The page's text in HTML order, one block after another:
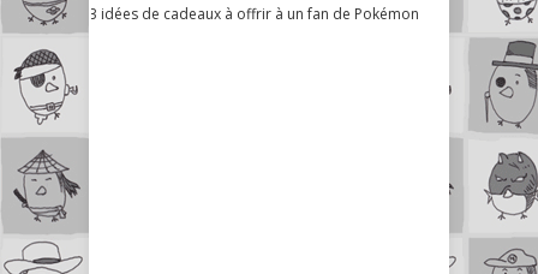
3 idées de cadeaux à offrir à un fan de Pokémon